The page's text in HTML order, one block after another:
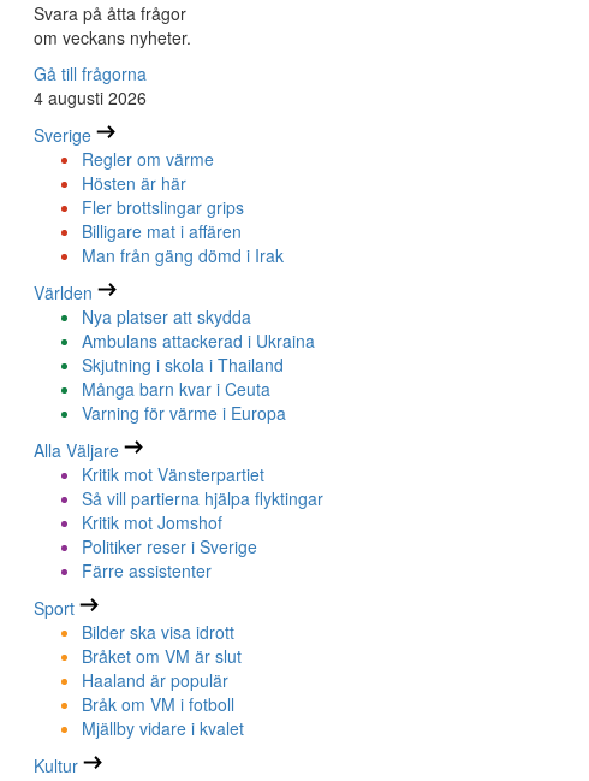
Svara på åtta frågor
om veckans nyheter.
Gå till frågorna
4 augusti 2026
Sverige
Regler om värme
Hösten är här
Fler brottslingar grips
Billigare mat i affären
Man från gäng dömd i Irak
Världen
Nya platser att skydda
Ambulans attackerad i Ukraina
Skjutning i skola i Thailand
Många barn kvar i Ceuta
Varning för värme i Europa
Alla Väljare
Kritik mot Vänsterpartiet
Så vill partierna hjälpa flyktingar
Kritik mot Jomshof
Politiker reser i Sverige
Färre assistenter
Sport
Bilder ska visa idrott
Bråket om VM är slut
Haaland är populär
Bråk om VM i fotboll
Mjällby vidare i kvalet
Kultur